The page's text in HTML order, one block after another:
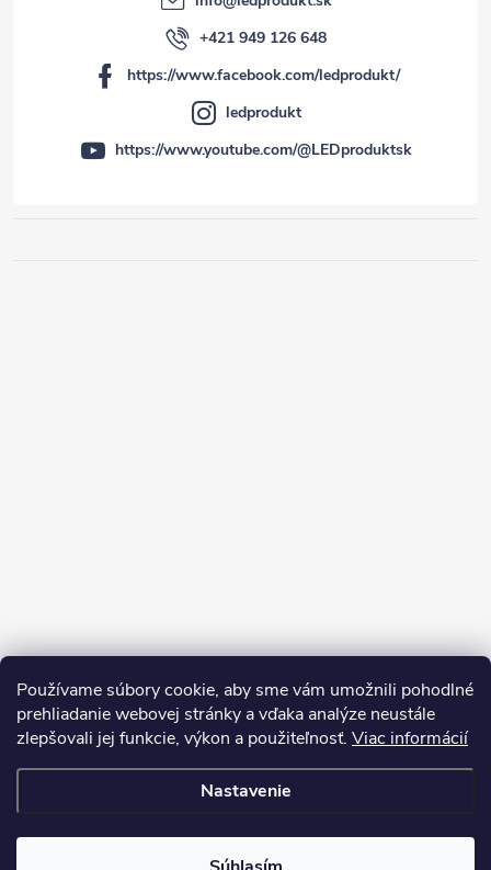
Používame súbory cookie, aby sme vám umožnili pohodlné
prehliadanie webovej stránky a vďaka analýze neustále
zlepšovali jej funkcie, výkon a použiteľnosť. Viac informácií
Nastavenie
Sledovať na Instagrame
+421 949 126 648
https://www.facebook.com/ledprodukt/
ledprodukt
https://www.youtube.com/@LEDproduktsk